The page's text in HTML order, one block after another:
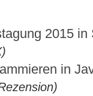
2015 in
in